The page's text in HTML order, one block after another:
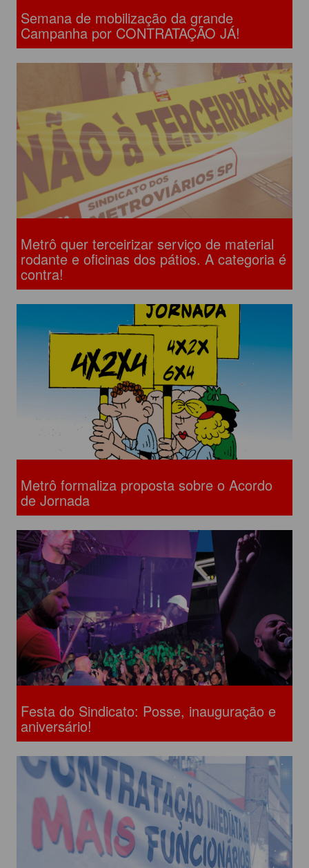
Semana de mobilização da grande
Campanha por CONTRATAÇÃO JÁ!
Metrô quer terceirizar serviço de material
rodante e oficinas dos pátios. A categoria é
contra!
Metrô formaliza proposta sobre o Acordo
de Jornada
Festa do Sindicato: Posse, inauguração e
aniversário!